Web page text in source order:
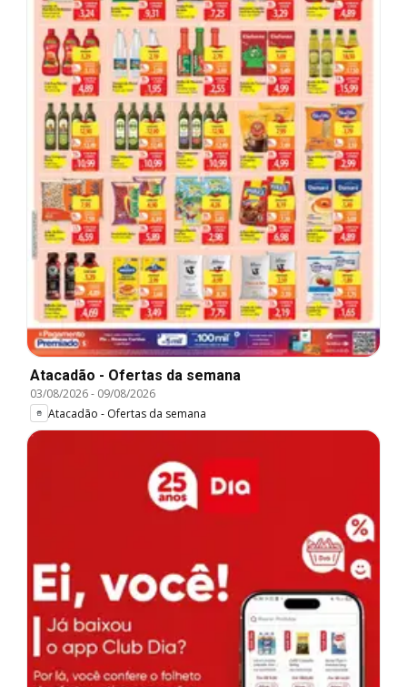
Atacadão - Ofertas da semana
03/08/2026- 09/08/2026
Atacadão - Ofertas da semana